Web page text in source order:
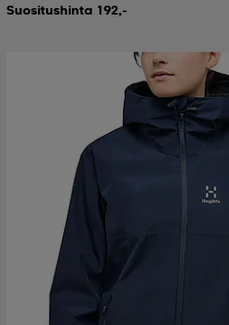
Suositushinta 192,-